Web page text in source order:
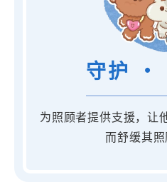
守护 ・
为照顾者提供支援，让
而舒缓其照